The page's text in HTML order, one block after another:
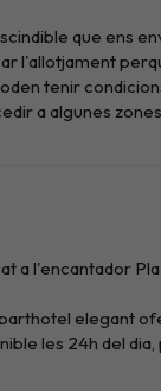
que ens
l'allotjament
tenir
a algunes
a l'encantador
elegant
les 24h del